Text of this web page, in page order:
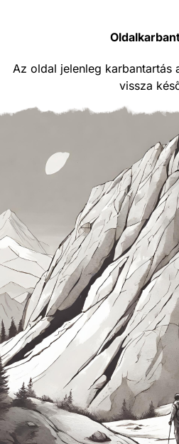
Az oldal jelenleg karbantartás
vissza